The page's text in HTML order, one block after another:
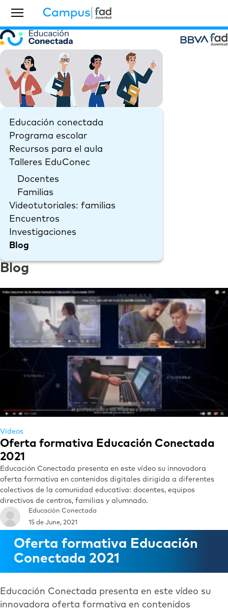
Educación conectada
Programa escolar
Recursos para el aula
Talleres EduConec
Docentes
Familias
Videotutoriales: familias
Encuentros
Investigaciones
Blog
Blog
Vídeos
Oferta formativa Educación Conectada
2021
Educación Conectada presenta en este vídeo su innovadora
oferta formativa en contenidos digitales dirigida a diferentes
colectivos de la comunidad educativa: docentes, equipos
directivos de centros, familias y alumnado.
Educación Conectada
15 de June, 2021
Oferta formativa Educación
Conectada 2021
Educación Conectada presenta en este vídeo su
innovadora oferta formativa en contenidos